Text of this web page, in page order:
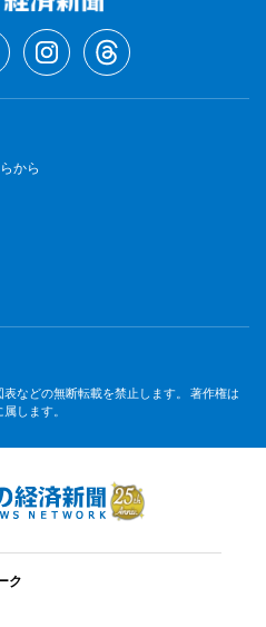
から
などの無断転載を禁止します。 著作権は
します。
ク